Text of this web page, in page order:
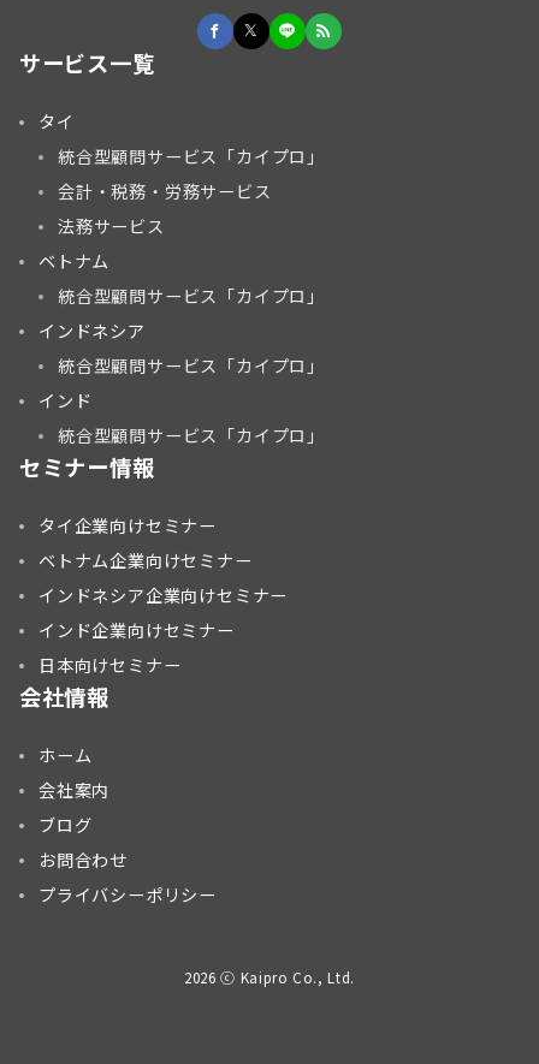
サービス一覧
タイ
統合型顧問サービス「カイプロ」
会計・税務・労務サービス
法務サービス
ベトナム
統合型顧問サービス「カイプロ」
インドネシア
統合型顧問サービス「カイプロ」
インド
統合型顧問サービス「カイプロ」
セミナー情報
タイ企業向けセミナー
ベトナム企業向けセミナー
インドネシア企業向けセミナー
インド企業向けセミナー
日本向けセミナー
会社情報
ホーム
会社案内
ブログ
お問合わせ
プライバシーポリシー
2026 ⓒ Kaipro Co., Ltd.